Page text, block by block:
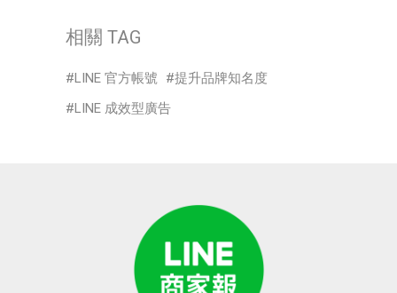
相關 TAG
LINE 官方帳號
提升品牌知名度
LINE 成效型廣告